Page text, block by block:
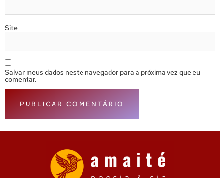
Site
Salvar meus dados neste navegador para a próxima vez que eu
comentar.